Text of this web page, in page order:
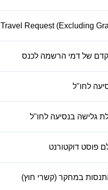
Travel Request (Excluding
של דמי הרשמה לכנס
לחו"ל
גלישה בנסיעה לחו"ל
פוסט דוקטורנט
במחקר (קשרי חוץ)